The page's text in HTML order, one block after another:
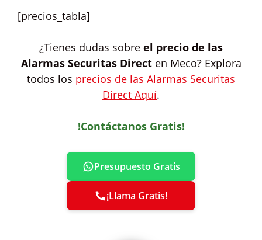
[precios_tabla]
¿Tienes dudas sobre el precio de las
Alarmas Securitas Directen Meco? Explora
todos los precios de las Alarmas Securitas
Direct Aquí.
!Contáctanos Gratis!
Presupuesto Gratis
¡Llama Gratis!